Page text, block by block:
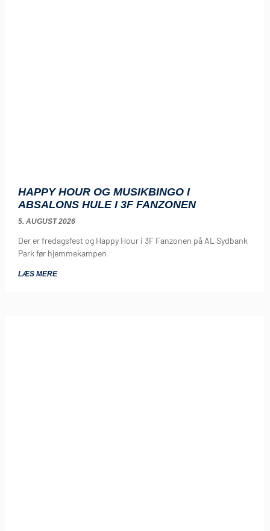
HAPPY HOUR OG MUSIKBINGO I
ABSALONS HULE I 3F FANZONEN
5. AUGUST 2026
Der er fredagsfest og Happy Hour i 3F Fanzonen på AL Sydbank
Park før hjemmekampen
LÆS MERE